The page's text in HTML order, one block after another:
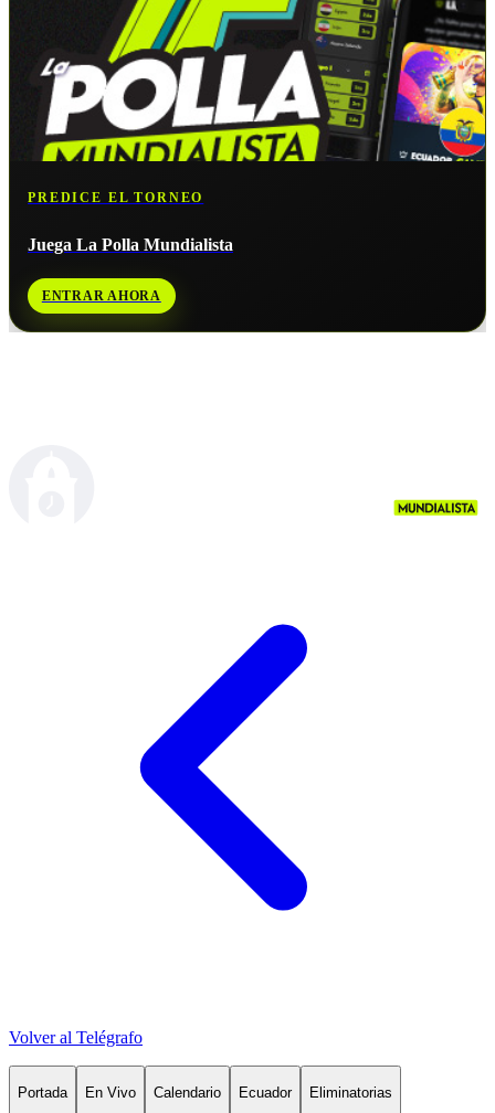
PREDICE EL TORNEO
Juega La Polla Mundialista
ENTRAR AHORA
Volver al Telégrafo
Portada En Vivo Calendario Ecuador Eliminatorias